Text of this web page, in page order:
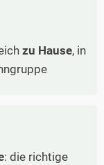
zu Hause, in
: die richtige